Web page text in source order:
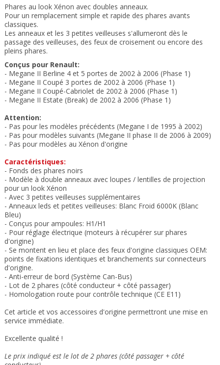
Phares au look Xénon avec doubles anneaux.
Pour un remplacement simple et rapide des phares avants
classiques.
Les anneaux et les 3 petites veilleuses s'allumeront dès le
passage des veilleuses, des feux de croisement ou encore des
pleins phares.
Conçus pour Renault:
- Megane II Berline 4 et 5 portes de 2002 à 2006 (Phase 1)
- Megane II Coupé 3 portes de 2002 à 2006 (Phase 1)
- Megane II Coupé-Cabriolet de 2002 à 2006 (Phase 1)
- Megane II Estate (Break) de 2002 à 2006 (Phase 1)
Attention:
- Pas pour les modèles précédents (Megane I de 1995 à 2002)
- Pas pour modèles suivants (Megane II phase II de 2006 à 2009)
- Pas pour modèles au Xénon d'origine
Caractéristiques:
- Fonds des phares noirs
- Modèle à double anneaux avec loupes / lentilles de projection
pour un look Xénon
- Avec 3 petites veilleuses supplémentaires
- Anneaux leds et petites veilleuses: Blanc Froid 6000K (Blanc
Bleu)
- Conçus pour ampoules: H1/H1
- Pour réglage électrique (moteurs à récupérer sur phares
d'origine)
- Se montent en lieu et place des feux d'origine classiques OEM:
points de fixations identiques et branchements sur connecteurs
d'origine.
- Anti-erreur de bord (Système Can-Bus)
- Lot de 2 phares (côté conducteur + côté passager)
- Homologation route pour contrôle technique (CE E11)
Cet article et vos accessoires d'origine permettront une mise en
service immédiate.
Excellente qualité !
Le prix indiqué est le lot de 2 phares (côté passager + côté